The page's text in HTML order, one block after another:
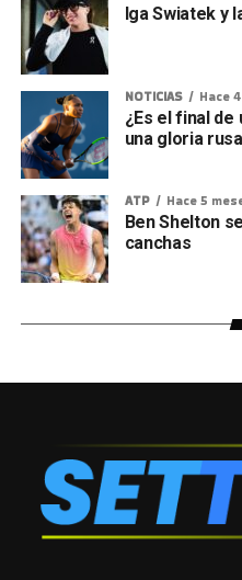
Iga Swiatek y
NOTICIAS Hace
¿Es el final de
una gloria
ATP Hace 5
Ben Shelton
canchas